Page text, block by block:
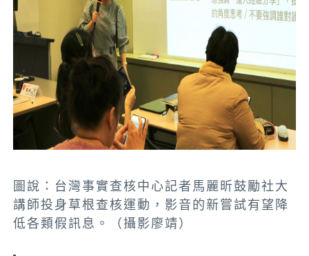
圖說：台灣事實查核中心記者馬麗昕鼓勵社大
講師投身草根查核運動，影音的新嘗試有望降
低各類假訊息。（攝影廖靖）